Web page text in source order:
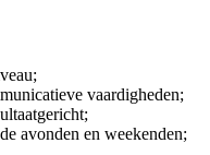
vaardigheden;
avonden en weekenden;